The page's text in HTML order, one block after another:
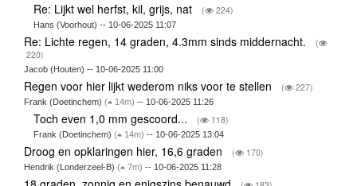
Re: Lijkt wel herfst, kil, grijs, nat ( 224)
Hans (Voorhout) -- 10-06-2025 11:07
Re: Lichte regen, 14 graden, 4.3mm sinds middernacht.
(
220)
Jacob (Houten) -- 10-06-2025 11:00
Regen voor hier lijkt wederom niks voor te stellen ( 227)
Frank (Doetinchem) ( 14m) -- 10-06-2025 11:26
Toch even 1,0 mm gescoord... ( 118)
Frank (Doetinchem)( 14m) -- 10-06-2025 13:04
Droog en opklaringen hier, 16,6 graden ( 170)
Hendrik (Londerzeel-B) ( 7m) -- 10-06-2025 11:28